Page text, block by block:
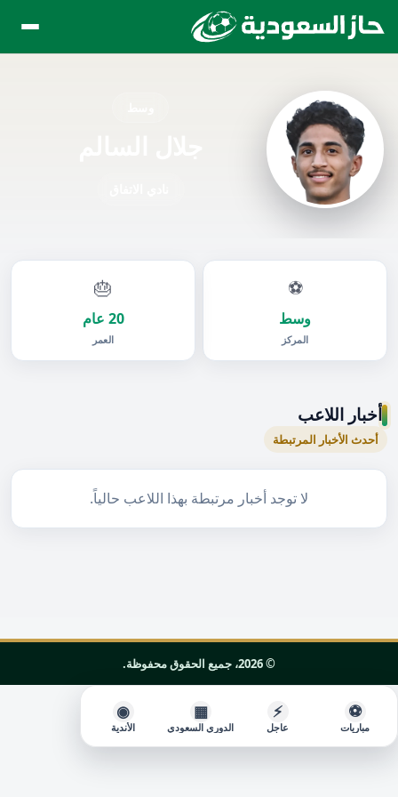
⚽
وسط
المركز
🎂
20 عام
العمر
أخبار اللاعب
أحدث الأخبار المرتبطة
لا توجد أخبار مرتبطة بهذا اللاعب حالياً.
© 2026، جميع الحقوق محفوظة.
⚽
مباريات
⚡
عاجل
▦
الدوري السعودي
◉
الأندية